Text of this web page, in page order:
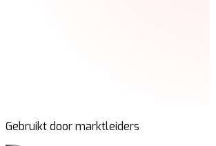
Gebruikt door marktleiders